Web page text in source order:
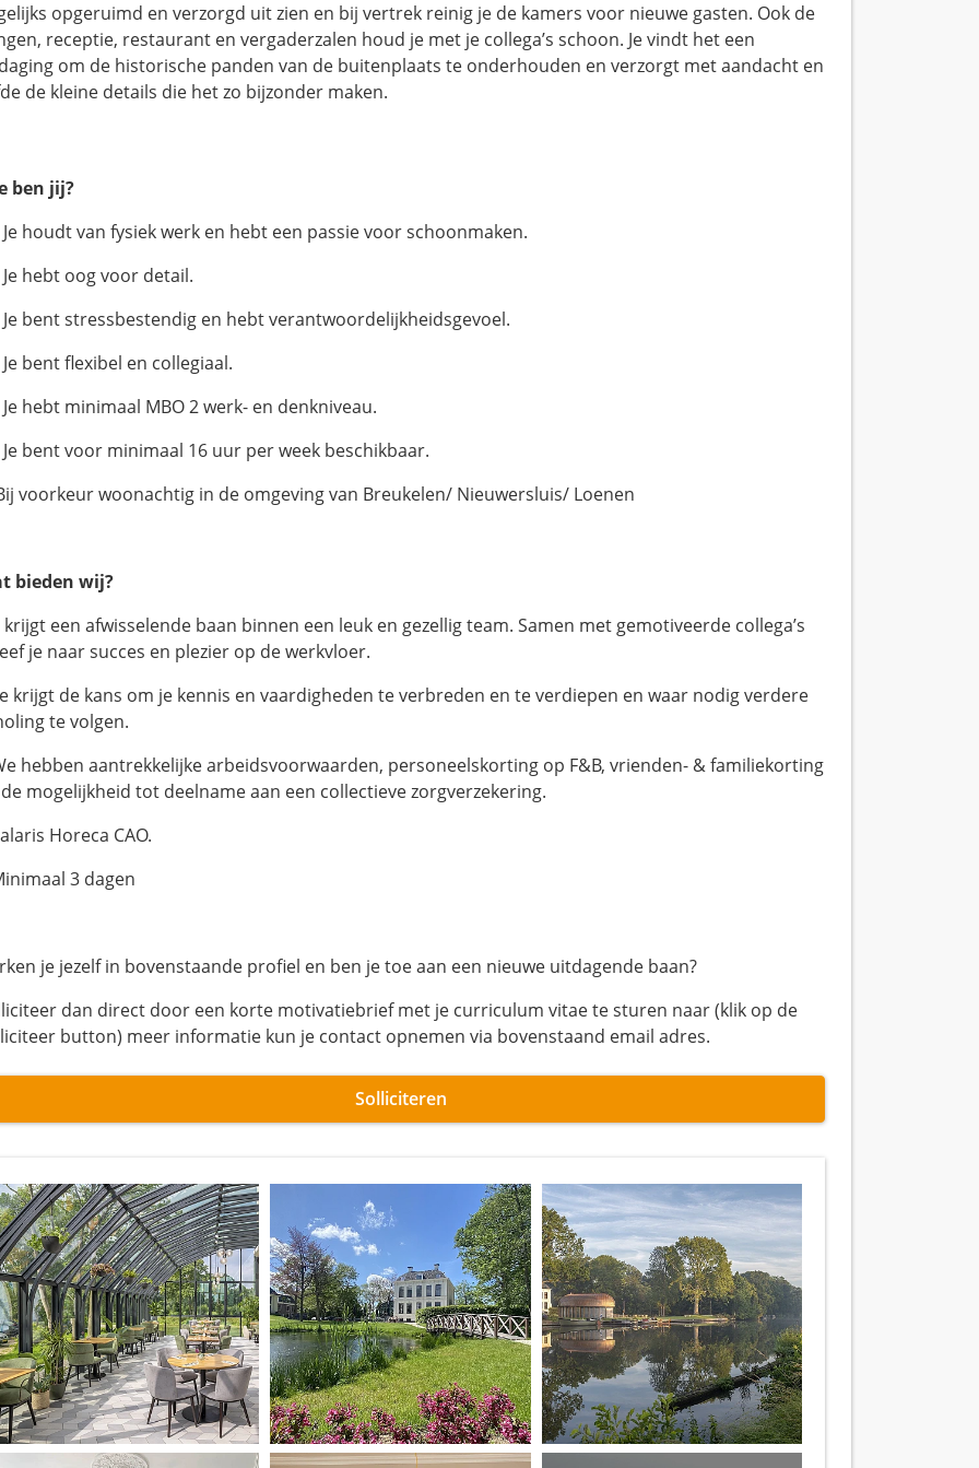
opgeruimd en verzorgd uit zien en bij vertrek reinig je de kamers voor nieuwe gasten. Ook de
receptie, restaurant en vergaderzalen houd je met je collega’s schoon. Je vindt het een
om de historische panden van de buitenplaats te onderhouden en verzorgt met aandacht en
de kleine details die het zo bijzonder maken.
ben jij?
houdt van fysiek werk en hebt een passie voor schoonmaken.
hebt oog voor detail.
bent stressbestendig en hebt verantwoordelijkheidsgevoel.
bent flexibel en collegiaal.
hebt minimaal MBO 2 werk- en denkniveau.
bent voor minimaal 16 uur per week beschikbaar.
voorkeur woonachtig in de omgeving van Breukelen/ Nieuwersluis/ Loenen
bieden wij?
krijgt een afwisselende baan binnen een leuk en gezellig team. Samen met gemotiveerde collega’s
je naar succes en plezier op de werkvloer.
krijgt de kans om je kennis en vaardigheden te verbreden en te verdiepen en waar nodig verdere
te volgen.
hebben aantrekkelijke arbeidsvoorwaarden, personeelskorting op F&B, vrienden- & familiekorting
mogelijkheid tot deelname aan een collectieve zorgverzekering.
Horeca CAO.
3 dagen
je jezelf in bovenstaande profiel en ben je toe aan een nieuwe uitdagende baan?
dan direct door een korte motivatiebrief met je curriculum vitae te sturen naar (klik op de
button) meer informatie kun je contact opnemen via bovenstaand email adres.
Solliciteren